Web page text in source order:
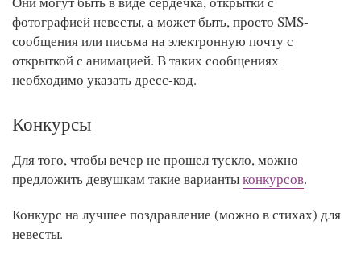
фотографией невесты, а может быть, просто SMS-
сообщения или письма на электронную почту с
открыткой с анимацией. В таких сообщениях
необходимо указать дресс-код.
Конкурсы
Для того, чтобы вечер не прошел тускло, можно
предложить девушкам такие вариантыконкурсов.
Конкурс на лучшее поздравление (можно в стихах) для
невесты.